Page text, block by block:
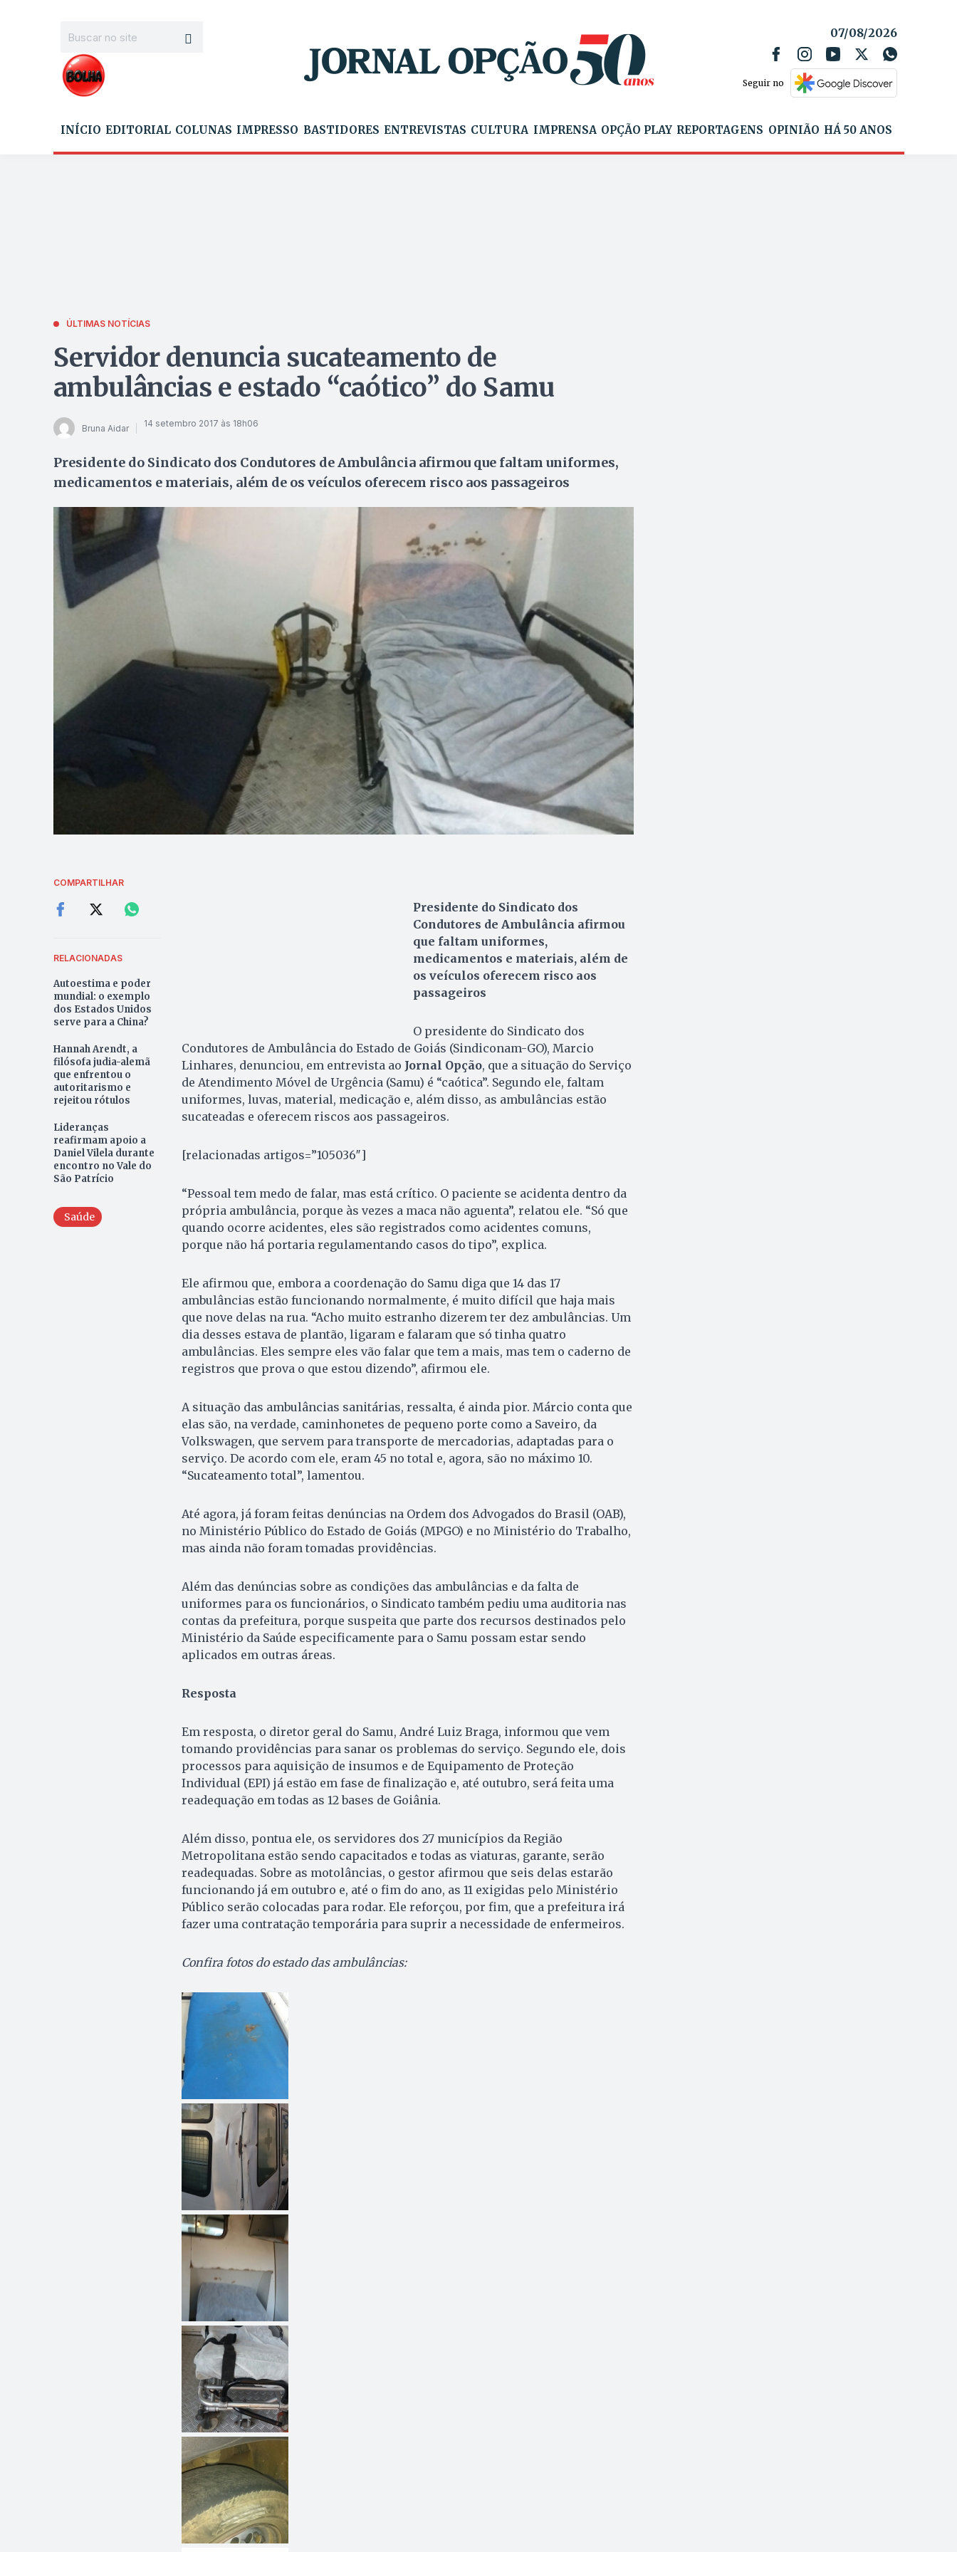
07/08/2026
Seguir no
INÍCIO EDITORIAL COLUNAS IMPRESSO BASTIDORES ENTREVISTAS CULTURA IMPRENSA OPÇÃO PLAY REPORTAGENS OPINIÃO HÁ 50 ANOS
ÚLTIMAS NOTÍCIAS
Servidor denuncia sucateamento de
ambulâncias e estado “caótico” do Samu
Bruna Aidar 14 setembro 2017 às 18h06
Presidente do Sindicato dos Condutores de Ambulância afirmou que faltam uniformes,
medicamentos e materiais, além de os veículos oferecem risco aos passageiros
COMPARTILHAR
RELACIONADAS
Autoestima e poder
mundial: o exemplo
dos Estados Unidos
serve para a China?
Hannah Arendt, a
filósofa judia-alemã
que enfrentou o
autoritarismo e
rejeitou rótulos
Lideranças
reafirmam apoio a
Daniel Vilela durante
encontro no Vale do
São Patrício
Saúde
Presidente do Sindicato dos
Condutores de Ambulância afirmou
que faltam uniformes,
medicamentos e materiais, além de
os veículos oferecem risco aos
passageiros
O presidente do Sindicato dos
Condutores de Ambulância do Estado de Goiás (Sindiconam-GO), Marcio
Linhares, denunciou, em entrevista ao Jornal Opção, que a situação do Serviço
de Atendimento Móvel de Urgência (Samu) é “caótica”. Segundo ele, faltam
uniformes, luvas, material, medicação e, além disso, as ambulâncias estão
sucateadas e oferecem riscos aos passageiros.
[relacionadas artigos=”105036″]
“Pessoal tem medo de falar, mas está crítico. O paciente se acidenta dentro da
própria ambulância, porque às vezes a maca não aguenta”, relatou ele. “Só que
quando ocorre acidentes, eles são registrados como acidentes comuns,
porque não há portaria regulamentando casos do tipo”, explica.
Ele afirmou que, embora a coordenação do Samu diga que 14 das 17
ambulâncias estão funcionando normalmente, é muito difícil que haja mais
que nove delas na rua. “Acho muito estranho dizerem ter dez ambulâncias. Um
dia desses estava de plantão, ligaram e falaram que só tinha quatro
ambulâncias. Eles sempre eles vão falar que tem a mais, mas tem o caderno de
registros que prova o que estou dizendo”, afirmou ele.
A situação das ambulâncias sanitárias, ressalta, é ainda pior. Márcio conta que
elas são, na verdade, caminhonetes de pequeno porte como a Saveiro, da
Volkswagen, que servem para transporte de mercadorias, adaptadas para o
serviço. De acordo com ele, eram 45 no total e, agora, são no máximo 10.
“Sucateamento total”, lamentou.
Até agora, já foram feitas denúncias na Ordem dos Advogados do Brasil (OAB),
no Ministério Público do Estado de Goiás (MPGO) e no Ministério do Trabalho,
mas ainda não foram tomadas providências.
Além das denúncias sobre as condições das ambulâncias e da falta de
uniformes para os funcionários, o Sindicato também pediu uma auditoria nas
contas da prefeitura, porque suspeita que parte dos recursos destinados pelo
Ministério da Saúde especificamente para o Samu possam estar sendo
aplicados em outras áreas.
Resposta
Em resposta, o diretor geral do Samu, André Luiz Braga, informou que vem
tomando providências para sanar os problemas do serviço. Segundo ele, dois
processos para aquisição de insumos e de Equipamento de Proteção
Individual (EPI) já estão em fase de finalização e, até outubro, será feita uma
readequação em todas as 12 bases de Goiânia.
Além disso, pontua ele, os servidores dos 27 municípios da Região
Metropolitana estão sendo capacitados e todas as viaturas, garante, serão
readequadas. Sobre as motolâncias, o gestor afirmou que seis delas estarão
funcionando já em outubro e, até o fim do ano, as 11 exigidas pelo Ministério
Público serão colocadas para rodar. Ele reforçou, por fim, que a prefeitura irá
fazer uma contratação temporária para suprir a necessidade de enfermeiros.
Confira fotos do estado das ambulâncias: